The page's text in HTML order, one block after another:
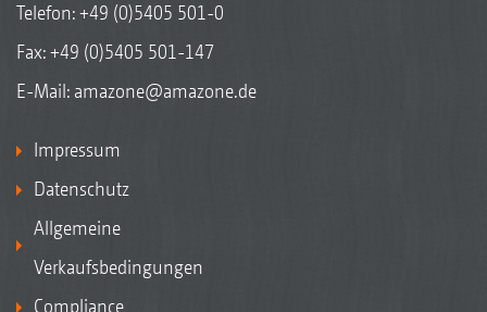
Telefon:+49 (0)5405 501-0
Fax: +49 (0)5405 501-147
E-Mail: amazone@amazone.de
Impressum
Datenschutz
Allgemeine
Verkaufsbedingungen
Compliance